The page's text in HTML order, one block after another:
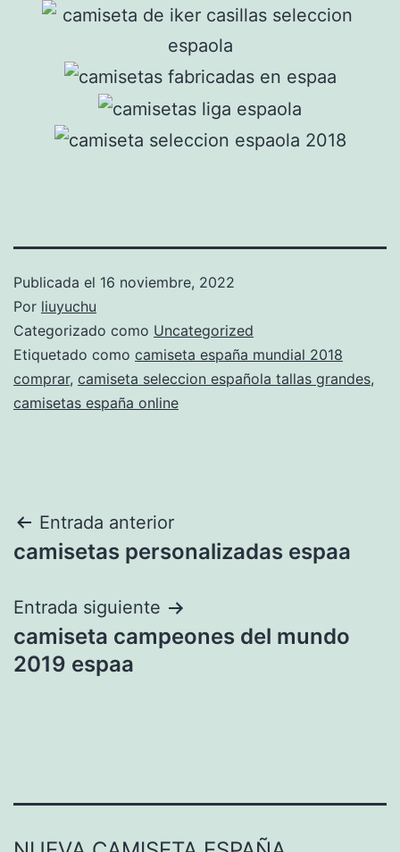
Publicada el 16 noviembre, 2022
Por liuyuchu
Categorizado como Uncategorized
Etiquetado como camiseta españa mundial 2018
comprar, camiseta seleccion española tallas grandes,
camisetas españa online
Navegación
de
entradas
Entrada anterior
camisetas personalizadas espaa
Entrada siguiente
camiseta campeones del mundo
2019 espaa